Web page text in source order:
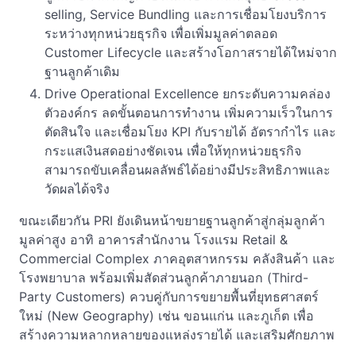
selling, Service Bundling และการเชื่อมโยงบริการ
ระหว่างทุกหน่วยธุรกิจ เพื่อเพิ่มมูลค่าตลอด
Customer Lifecycle และสร้างโอกาสรายได้ใหม่จาก
ฐานลูกค้าเดิม
Drive Operational Excellence ยกระดับความคล่อง
ตัวองค์กร ลดขั้นตอนการทำงาน เพิ่มความเร็วในการ
ตัดสินใจ และเชื่อมโยง KPI กับรายได้ อัตรากำไร และ
กระแสเงินสดอย่างชัดเจน เพื่อให้ทุกหน่วยธุรกิจ
สามารถขับเคลื่อนผลลัพธ์ได้อย่างมีประสิทธิภาพและ
วัดผลได้จริง
ขณะเดียวกัน PRI ยังเดินหน้าขยายฐานลูกค้าสู่กลุ่มลูกค้า
มูลค่าสูง อาทิ อาคารสำนักงาน โรงแรม Retail &
Commercial Complex ภาคอุตสาหกรรม คลังสินค้า และ
โรงพยาบาล พร้อมเพิ่มสัดส่วนลูกค้าภายนอก (Third-
Party Customers) ควบคู่กับการขยายพื้นที่ยุทธศาสตร์
ใหม่ (New Geography) เช่น ขอนแก่น และภูเก็ต เพื่อ
สร้างความหลากหลายของแหล่งรายได้ และเสริมศักยภาพ